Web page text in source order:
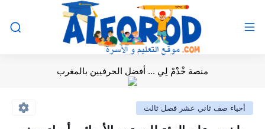
منصة خْدْمْ لِي ... أفضل الحرفيين بالمغرب
أحياء صف ثاني عشر فصل ثالث